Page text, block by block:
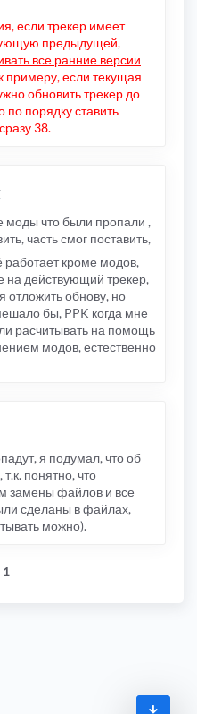
если трекер имеет
предыдущей,
все ранние версии
примеру, если текущая
обновить трекер до
порядку ставить
38.
моды что были пропали ,
часть смог поставить,
работает кроме модов,
на действующий трекер,
отложить обнову, но
бы, PPK когда мне
расчитывать на помощь
модов, естественно
я подумал, что об
понятно, что
замены файлов и все
сделаны в файлах,
можно).
1